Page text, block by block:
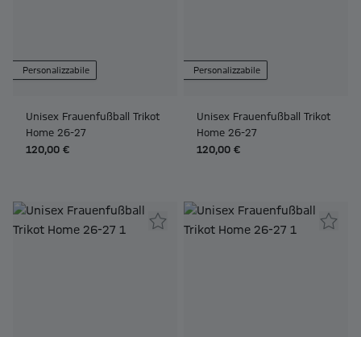
Personalizzabile
Unisex Frauenfußball Trikot
Home 26-27
120,00 €
Personalizzabile
Unisex Frauenfußball Trikot
Home 26-27
120,00 €